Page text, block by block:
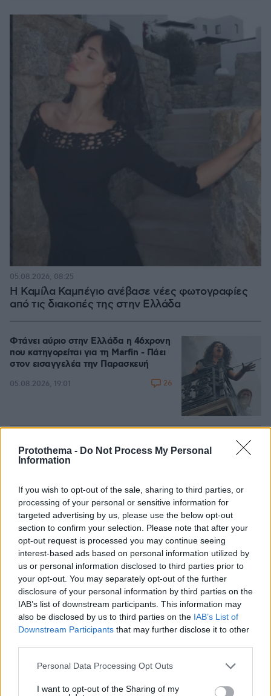
Protothema - Do Not Process My Personal
Information
If you wish to opt-out of the sale, sharing to third parties, or
processing of your personal or sensitive information for
targeted advertising by us, please use the below opt-out
section to confirm your selection. Please note that after your
opt-out request is processed you may continue seeing
interest-based ads based on personal information utilized by
us or personal information disclosed to third parties prior to
your opt-out. You may separately opt-out of the further
disclosure of your personal information by third parties on the
IAB’s list of downstream participants. This information may
also be disclosed by us to third parties on the IAB’s List of
Downstream Participants that may further disclose it to other
Please note that this website/app uses one or more Google
not limited to your visit or usage behaviour. You may click to
Personal Data Processing Opt Outs
I want to opt-out of the Sharing of my
Η Καμίλα Καμπέγιο ανέβασε νέες φωτογραφίες
από τις διακοπές της στην Ελλάδα
05.08.2026, 08:25
Φτάνει αύριο στην Ελλάδα η 46χρονη
που κατηγορείται για τη Marfin - Πάει
στον εισαγγελέα την Παρασκευή
05.08.2026, 19:01 26
Γαλλική σφραγίδα στο καλώδιο
Ελλάδας – Κύπρου, με ποσοστό πάνω
05.08.2026, 14:41 149
Financial Times: Η Ελλάδα
επιστρατεύει το Διάστημα στη μάχη
κατά των πυρκαγιών
05.08.2026, 13:42 4
σπιτάκια»: Η γραμματέας Διαφάνειας
σύννομα - «Δεν είναι πόρισμα η